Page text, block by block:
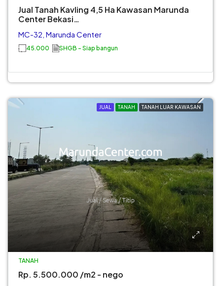
Jual Tanah Kavling 4,5 Ha Kawasan Marunda
Center Bekasi…
MC-32, Marunda Center
45.000 SHGB - Siap bangun
JUAL TANAH TANAH LUAR KAWASAN
TANAH
Rp. 5.500.000 /m2 - nego